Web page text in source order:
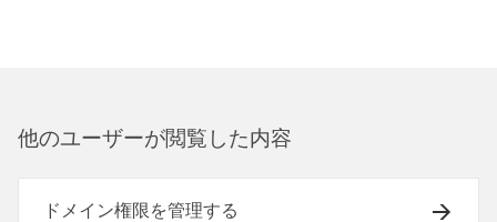
他のユ⁠ーザ⁠ーが閲覧した内容
ドメイン権限を管理する